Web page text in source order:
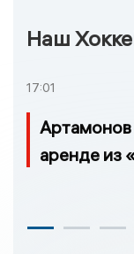
Наш
17:01
аренде из